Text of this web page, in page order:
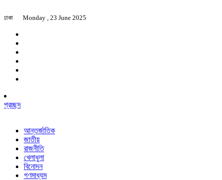
ঢাকা Monday , 23 June 2025
প্রচ্ছদ
আন্তর্জাতিক
জাতীয়
রাজনীতি
খেলাধুলা
বিনোদন
গণমাধ্যম